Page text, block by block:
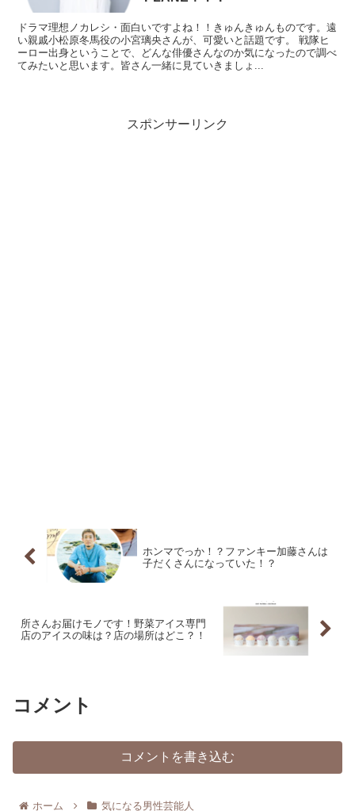
ドラマ理想ノカレシ・面白いですよね！！きゅんきゅんものです。遠
い親戚小松原冬馬役の小宮璃央さんが、可愛いと話題です。 戦隊ヒ
ーロー出身ということで、どんな俳優さんなのか気になったので調べ
てみたいと思います。皆さん一緒に見ていきましょ...
スポンサーリンク
ホンマでっか！？ファンキー加藤さんは
子だくさんになっていた！？
所さんお届けモノです！野菜アイス専門
店のアイスの味は？店の場所はどこ？！
コメント
コメントを書き込む
ホーム 気になる男性芸能人